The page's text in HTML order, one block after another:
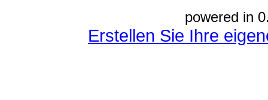
powered in
Erstellen Sie Ihre